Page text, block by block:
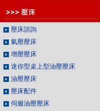
壓床諮詢
氣壓壓床
增壓壓床
迷你型桌上型油壓壓床
油壓壓床
壓床配件
伺服油壓壓床